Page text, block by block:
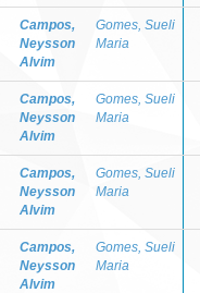
Campos,
Neysson
Alvim
Gomes, Sueli
Maria
Campos,
Neysson
Alvim
Gomes, Sueli
Maria
Campos,
Neysson
Alvim
Gomes, Sueli
Maria
Campos,
Neysson
Alvim
Gomes, Sueli
Maria